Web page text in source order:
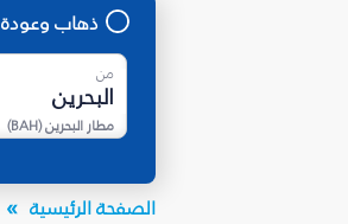
ذهاب وعودة
من
مطار البحرين(
BAH
)
الصفحة الرئيسية